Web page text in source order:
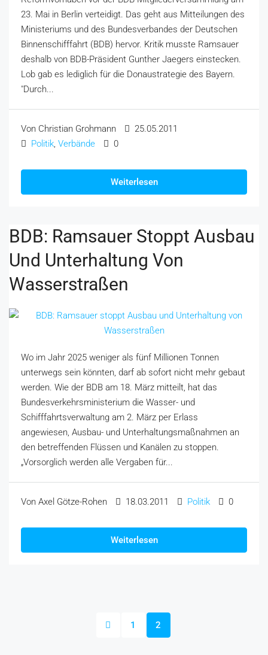
23. Mai in Berlin verteidigt. Das geht aus Mitteilungen des
Ministeriums und des Bundesverbandes der Deutschen
Binnenschifffahrt (BDB) hervor. Kritik musste Ramsauer
deshalb von BDB-Präsident Gunther Jaegers einstecken.
Lob gab es lediglich für die Donaustrategie des Bayern.
"Durch...
Von Christian Grohmann
25.05.2011
Politik Verbände 0
Weiterlesen
BDB: Ramsauer Stoppt Ausbau
Und Unterhaltung Von
Wasserstraßen
Wo im Jahr 2025 weniger als fünf Millionen Tonnen
unterwegs sein könnten, darf ab sofort nicht mehr gebaut
werden. Wie der BDB am 18. März mitteilt, hat das
Bundesverkehrsministerium die Wasser- und
Schifffahrtsverwaltung am 2. März per Erlass
angewiesen, Ausbau- und Unterhaltungsmaßnahmen an
den betreffenden Flüssen und Kanälen zu stoppen.
„Vorsorglich werden alle Vergaben für...
Von Axel Götze-Rohen 18.03.2011 Politik 0
Weiterlesen
1 2